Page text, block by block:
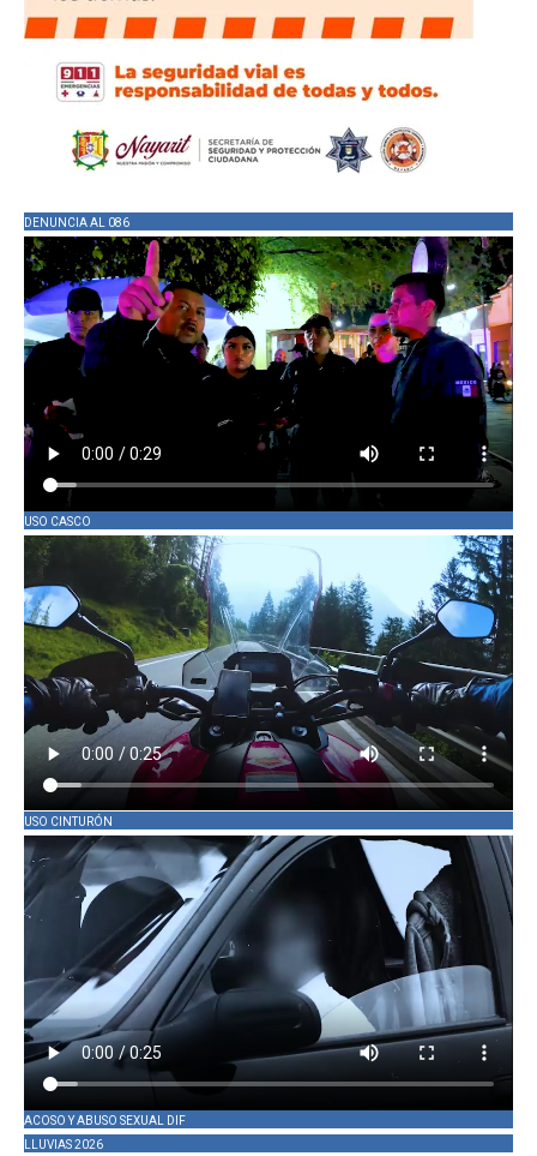
DENUNCIA AL 086
USO CASCO
USO CINTURÓN
ACOSO Y ABUSO SEXUAL DIF
LLUVIAS 2026